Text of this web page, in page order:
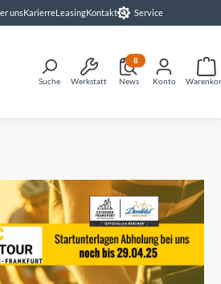
unsKarierreLeasingKontakt Service
Suche Werkstatt News
8
Konto